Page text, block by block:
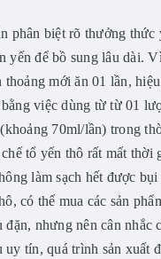
phân biệt rõ thưởng thức
yến để bồ sung lâu dài.
mới ăn 01 lần,
việc dùng từ từ 01
70ml/lần) trong
tổ yến thô rất mất thời
làm sạch hết được
có thể mua các sản
đặn, nhưng nên cân nhắc
uy tín, quá trình sản xuất